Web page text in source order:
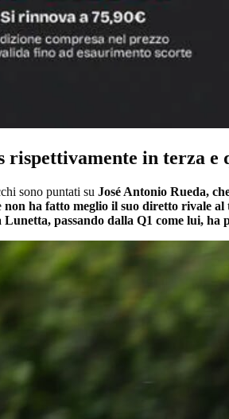
rispettivamente in terza e
sono puntati su José Antonio Rueda,
non ha fatto meglio il suo diretto rivale al
Lunetta, passando dalla Q1 come lui, ha